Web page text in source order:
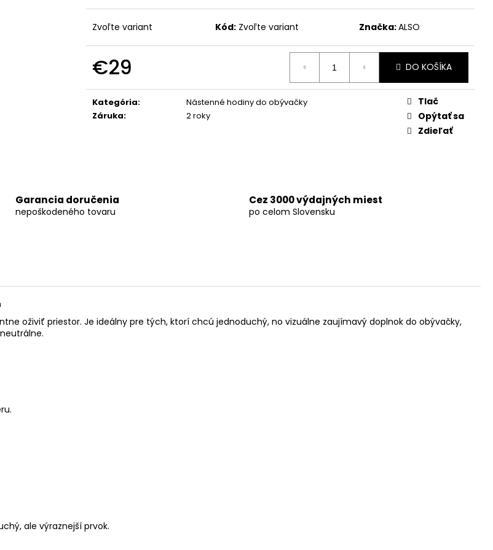
Zvoľte variant Kód: Zvoľte variant Značka:ALSO
€29
cena:
DO KOŠÍKA
Kategória:
Nástenné hodiny do obývačky
Záruka: 2 roky
Tlač
Opýtať sa
Zdieľať
Garancia doručenia
nepoškodeného tovaru
Cez 3000 výdajných miest
po celom Slovensku
oživiť priestor. Je ideálny pre tých, ktorí chcú jednoduchý, no vizuálne zaujímavý doplnok do obývačky,
ale výraznejší prvok.
30 CM
STENU – MODEL ECLIPSE 30 CM
€29